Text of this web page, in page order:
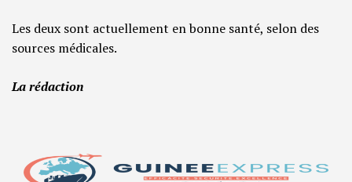
Les deux sont actuellement en bonne santé, selon des
sources médicales.
La rédaction